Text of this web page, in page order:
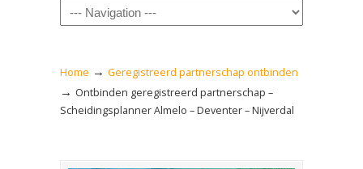
Navigation
Home → Geregistreerd partnerschap ontbinden
→ Ontbinden geregistreerd partnerschap –
Scheidingsplanner Almelo – Deventer – Nijverdal